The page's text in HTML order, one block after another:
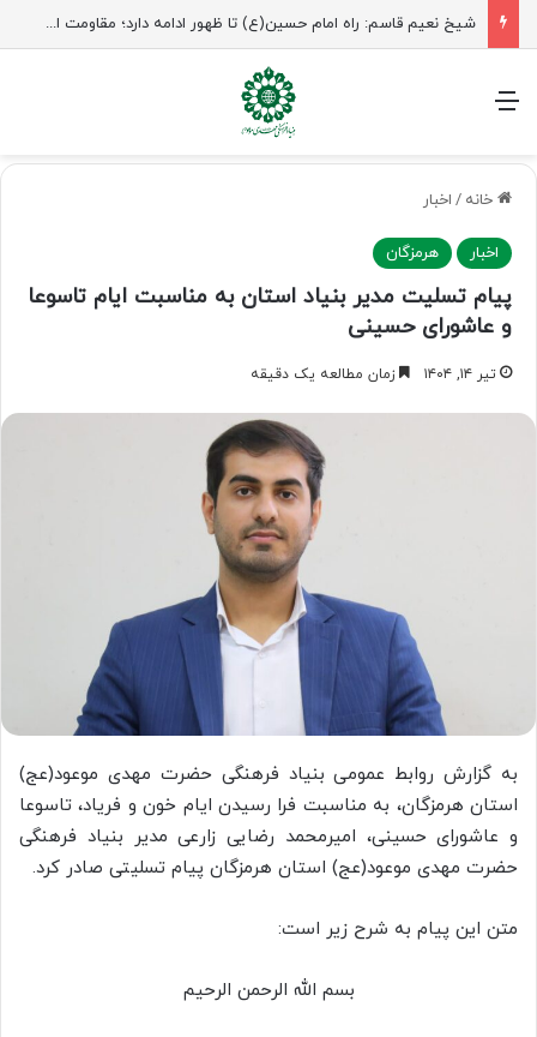
شیخ نعیم قاسم: راه امام حسین(ع) تا ظهور ادامه دارد؛ مقاومت از کربلا الهام می‌گیرد
منو
خانه / اخبار
اخبار هرمزگان
پیام تسلیت مدیر بنیاد استان به مناسبت ایام تاسوعا
و عاشورای حسینی
تیر ۱۴, ۱۴۰۴ زمان مطالعه یک دقیقه
به گزارش روابط عمومی بنیاد فرهنگی حضرت مهدی موعود(عج)
استان هرمزگان، به مناسبت فرا رسیدن ایام خون و فریاد، تاسوعا
و عاشورای حسینی، امیرمحمد رضایی زارعی مدیر بنیاد فرهنگی
حضرت مهدی موعود(عج) استان هرمزگان پیام تسلیتی صادر کرد.
متن این پیام به شرح زیر است:
بسم الله الرحمن الرحیم